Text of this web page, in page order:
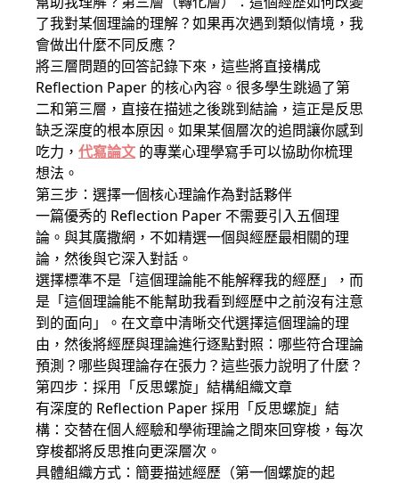
了我對某個理論的理解？如果再次遇到類似情境，我
會做出什麼不同反應？
將三層問題的回答記錄下來，這些將直接構成
Reflection Paper 的核心內容。很多學生跳過了第
二和第三層，直接在描述之後跳到結論，這正是反思
缺乏深度的根本原因。如果某個層次的追問讓你感到
吃力， 代寫論文 的專業心理學寫手可以協助你梳理
想法。
第三步：選擇一個核心理論作為對話夥伴
一篇優秀的 Reflection Paper 不需要引入五個理
論。與其廣撒網，不如精選一個與經歷最相關的理
論，然後與它深入對話。
選擇標準不是「這個理論能不能解釋我的經歷」，而
是「這個理論能不能幫助我看到經歷中之前沒有注意
到的面向」。在文章中清晰交代選擇這個理論的理
由，然後將經歷與理論進行逐點對照：哪些符合理論
預測？哪些與理論存在張力？這些張力說明了什麼？
第四步：採用「反思螺旋」結構組織文章
有深度的 Reflection Paper 採用「反思螺旋」結
構：交替在個人經驗和學術理論之間來回穿梭，每次
穿梭都將反思推向更深層次。
具體組織方式：簡要描述經歷（第一個螺旋的起